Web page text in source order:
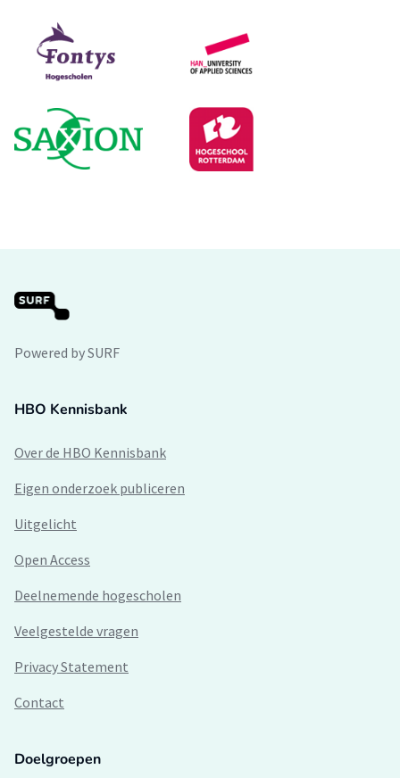
Powered by SURF
HBO Kennisbank
Over de HBO Kennisbank
Eigen onderzoek publiceren
Uitgelicht
Open Access
Deelnemende hogescholen
Veelgestelde vragen
Privacy Statement
Contact
Doelgroepen